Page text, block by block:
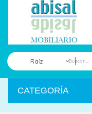
Raíz
CATEGORÍA